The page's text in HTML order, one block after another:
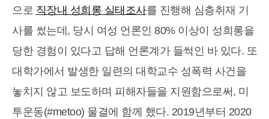
으로 직장내 성희롱 실태조사를 진행해 심층취재 기
사를 썼는데, 당시 여성 언론인 80% 이상이 성희롱을
당한 경험이 있다고 답해 언론계가 들썩인 바 있다. 또
대학가에서 발생한 일련의 대학교수 성폭력 사건을
놓치지 않고 보도하며 피해자들을 지원함으로써, 미
투운동(#metoo) 물결에 함께 했다. 2019년부터 2020